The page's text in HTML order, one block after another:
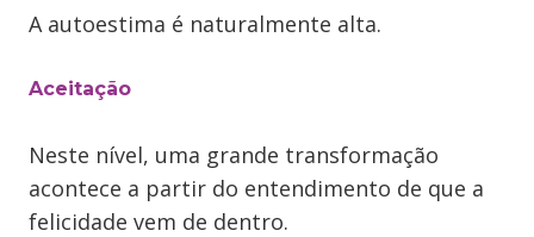
A autoestima é naturalmente alta.
Aceitação
Neste nível, uma grande transformação
acontece a partir do entendimento de que a
felicidade vem de dentro.